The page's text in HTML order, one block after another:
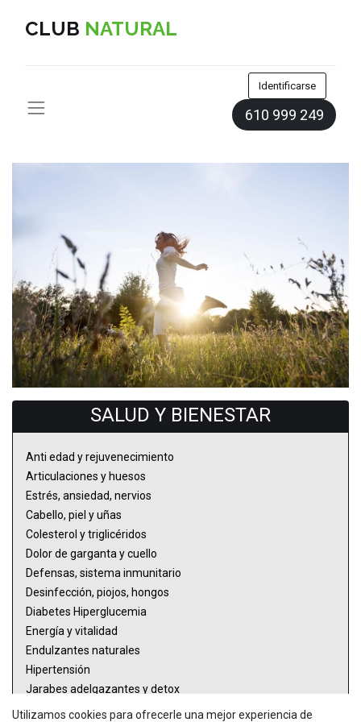
CLUB NATURAL
Identificarse
610 999 249
SALUD Y BIENESTAR​
Anti edad y rejuvenecimiento
Articulaciones y huesos
Estrés, ansiedad, nervios
Cabello, piel y uñas
Colesterol y triglicéridos
Dolor de garganta y cuello
Defensas, sistema inmunitario
Desinfección, piojos, hongos
Diabetes Hiperglucemia
Energía y vitalidad
Endulzantes naturales
Hipertensión
Jarabes adelgazantes y detox
Memoria y cerebro
Utilizamos cookies para ofrecerle una mejor experiencia de